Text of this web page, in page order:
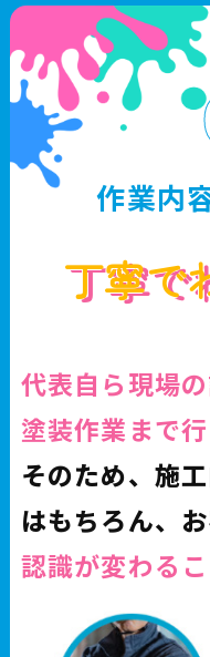
作業内
丁寧で
代表自ら現場
塗装作業まで行
そのため、施
はもちろん、
認識が変わる